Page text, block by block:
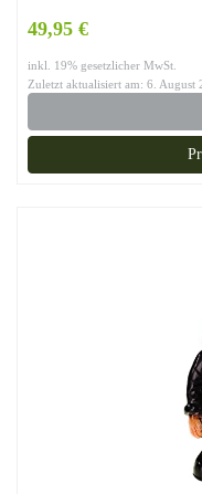
49,95 €
inkl. 19% gesetzlicher MwSt.
Zuletzt aktualisiert am: 6. August